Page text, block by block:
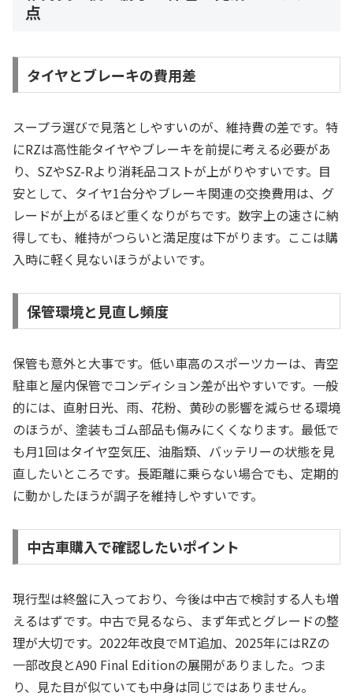
点
タイヤとブレーキの費用差
スープラ選びで見落としやすいのが、維持費の差です。特
にRZは高性能タイヤやブレーキを前提に考える必要があ
り、SZやSZ-Rより消耗品コストが上がりやすいです。目
安として、タイヤ1台分やブレーキ関連の交換費用は、グ
レードが上がるほど重くなりがちです。数字上の速さに納
得しても、維持がつらいと満足度は下がります。ここは購
入時に軽く見ないほうがよいです。
保管環境と見直し頻度
保管も意外と大事です。低い車高のスポーツカーは、青空
駐車と屋内保管でコンディション差が出やすいです。一般
的には、直射日光、雨、花粉、黄砂の影響を減らせる環境
のほうが、塗装もゴム部品も傷みにくくなります。最低で
も月1回はタイヤ空気圧、油脂類、バッテリーの状態を見
直したいところです。長距離に乗らない場合でも、定期的
に動かしたほうが調子を維持しやすいです。
中古車購入で確認したいポイント
現行型は終盤に入っており、今後は中古で検討する人も増
えるはずです。中古で見るなら、まず年式とグレードの整
理が大切です。2022年改良でMT追加、2025年にはRZの
一部改良とA90 Final Editionの展開がありました。つま
り、見た目が似ていても中身は同じではありません。